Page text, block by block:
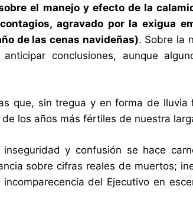
el manejo y efecto de la
agravado por la exigua
de las cenas navideñas). Sobre la
conclusiones, aunque
que, sin tregua y en forma de lluvia
los años más fértiles de nuestra
y confusión se hace
sobre cifras reales de muertos;
del Ejecutivo en